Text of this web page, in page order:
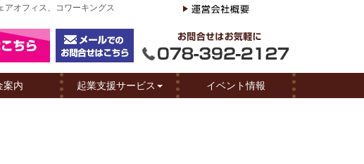
オフィス、コワーキングス
案内 起業支援サービス イベント情報